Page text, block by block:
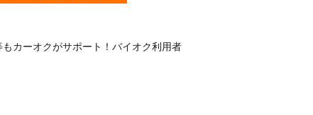
カーオクがサポート！バイオク利用者